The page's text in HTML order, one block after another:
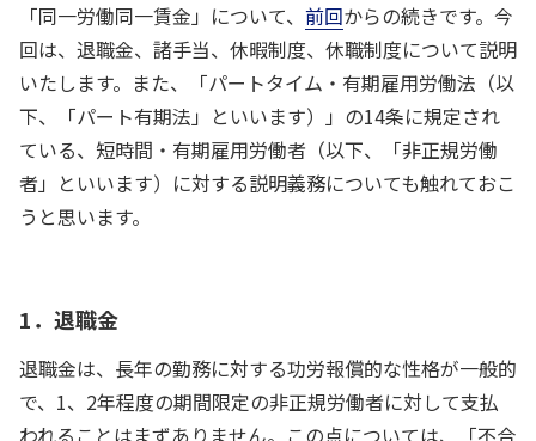
「同一労働同一賃金」について、 前回からの続きです。今
回は、退職金、諸手当、休暇制度、休職制度について説明
いたします。また、「パートタイム・有期雇用労働法（以
下、「パート有期法」といいます）」の14条に規定され
ている、短時間・有期雇用労働者（以下、「非正規労働
者」といいます）に対する説明義務についても触れておこ
うと思います。
1．退職金
退職金は、長年の勤務に対する功労報償的な性格が一般的
で、1、2年程度の期間限定の非正規労働者に対して支払
われることはまずありません。この点については、「不合